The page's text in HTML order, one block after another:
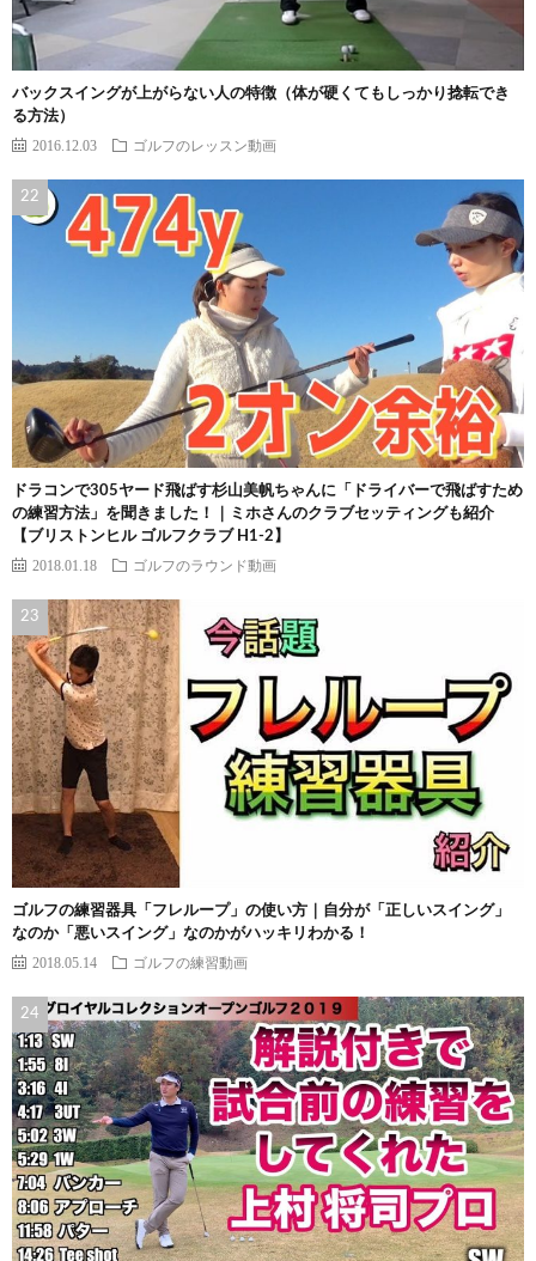
バックスイングが上がらない人の特徴（体が硬くてもしっかり捻転でき
る方法）
2016.12.03 ゴルフのレッスン動画
ドラコンで305ヤード飛ばす杉山美帆ちゃんに「ドライバーで飛ばすため
の練習方法」を聞きました！｜ミホさんのクラブセッティングも紹介
【ブリストンヒル ゴルフクラブ H1-2】
2018.01.18 ゴルフのラウンド動画
ゴルフの練習器具「フレループ」の使い方｜自分が「正しいスイング」
なのか「悪いスイング」なのかがハッキリわかる！
2018.05.14 ゴルフの練習動画